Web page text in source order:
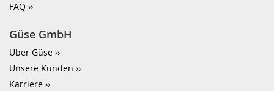
FAQ
Güse GmbH
Über Güse
Unsere Kunden
Karriere